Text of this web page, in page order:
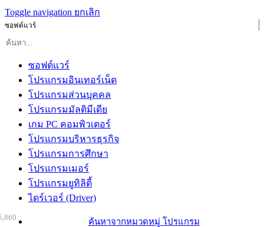
Toggle navigation ยกเลิก
ซอฟต์แวร์
ซอฟต์แวร์
โปรแกรมอินเทอร์เน็ต
โปรแกรมส่วนบุคคล
โปรแกรมมัลติมีเดีย
เกม PC คอมพิวเตอร์
โปรแกรมบริหารธุรกิจ
โปรแกรมการศึกษา
โปรแกรมเมอร์
โปรแกรมยูทิลิตี้
ไดร์เวอร์ (Driver)
ค้นหาจากหมวดหมู่ โปรแกรม